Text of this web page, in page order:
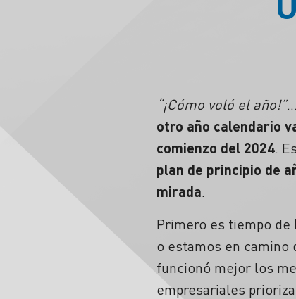
“¡Cómo voló el año!”
otro año calendario
comienzo del 2024.
plan de principio de
mirada.
Primero es tiempo de
o estamos en camino
funcionó mejor los
empresariales